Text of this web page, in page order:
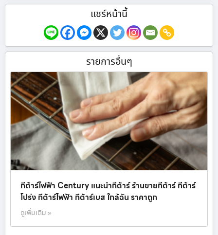
แชร์หน้านี้
รายการอื่นๆ
กีต้าร์ไฟฟ้า Century แนะนำกีต้าร์ ร้านขายกีต้าร์ กีต้าร์
โปร่ง กีต้าร์ไฟฟ้า กีต้าร์เบส ใกล้ฉัน ราคาถูก
ดูเพิ่มเติม »